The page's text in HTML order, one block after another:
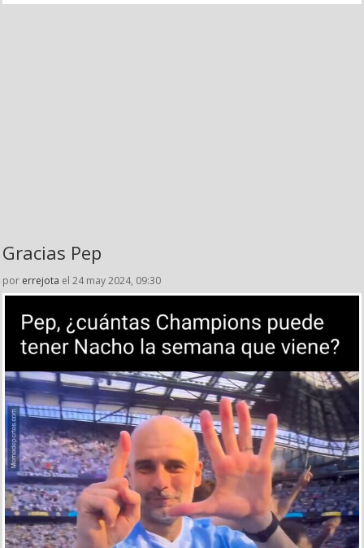
Gracias Pep
por errejota el 24 may 2024, 09:30